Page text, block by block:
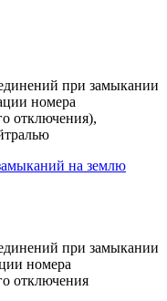
при замыкании
номера
отключения),
на землю
при замыкании
номера
отключения